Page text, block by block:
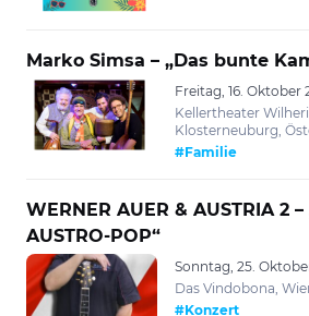
Marko Simsa – „Das bunte
Freitag, 16. Oktober
Kellertheater
Klosterneuburg,
#Familie
WERNER AUER & AUSTRIA 2 –
AUSTRO-POP“
Sonntag, 25.
Das Vindobona,
#Konzert